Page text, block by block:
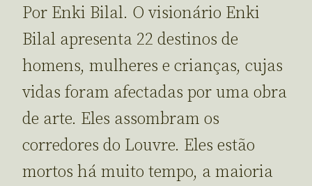
Por Enki Bilal. O visionário Enki
Bilal apresenta 22 destinos de
homens, mulheres e crianças, cujas
vidas foram afectadas por uma obra
de arte. Eles assombram os
corredores do Louvre. Eles estão
mortos há muito tempo, a maioria